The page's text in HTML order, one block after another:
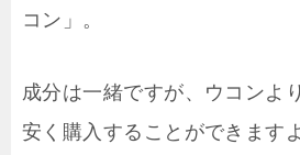
コン」。
成分は一緒ですが、ウコンよ
安く購入することができますよ